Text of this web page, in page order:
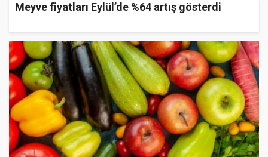
Meyve fiyatları Eylül’de %64 artış gösterdi